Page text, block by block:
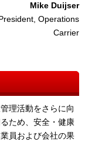
Mike Duijser
Operations
Carrier
理活動をさらに向
ため、安全・健康
員および会社の果